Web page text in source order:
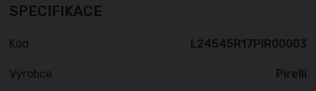
SPECIFIKACE
Kód L24545R17PIR00003
Výrobce Pirelli